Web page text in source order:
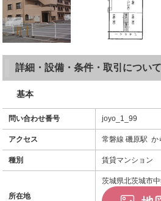
詳細・設備・条件・取引について
基本
問い合わせ番号 joyo_1_99
アクセス 常磐線 磯原駅 か
種別 賃貸マンション
所在地
茨城県北茨城市